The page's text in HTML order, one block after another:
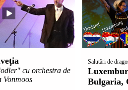
cu orchestra de
Vonmoos
Salutări de
Bulgaria,